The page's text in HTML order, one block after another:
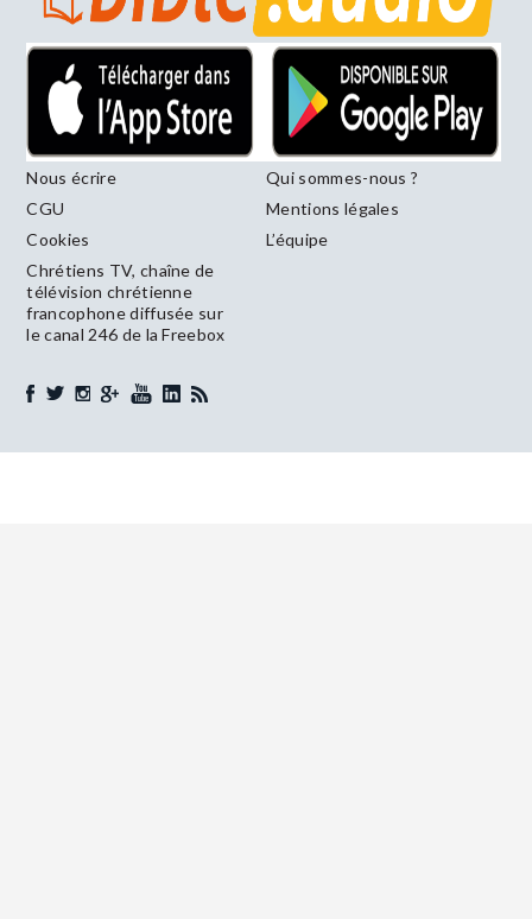
Nous écrire
Qui sommes-nous ?
CGU
Mentions légales
Cookies
L’équipe
Chrétiens TV, chaîne de
télévision chrétienne
francophone diffusée sur
le canal 246 de la Freebox